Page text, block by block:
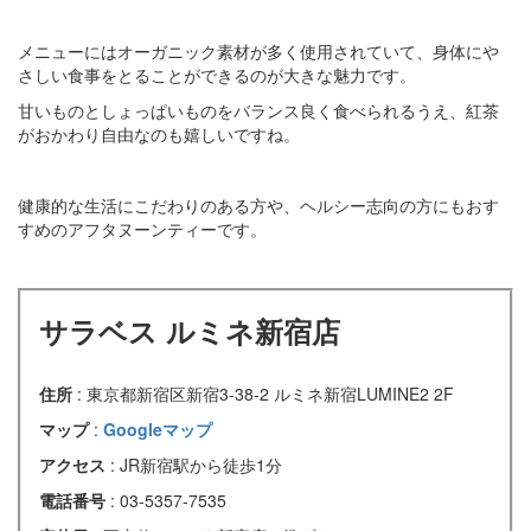
メニューにはオーガニック素材が多く使用されていて、身体にや
さしい食事をとることができるのが大きな魅力です。
甘いものとしょっぱいものをバランス良く食べられるうえ、紅茶
がおかわり自由なのも嬉しいですね。
健康的な生活にこだわりのある方や、ヘルシー志向の方にもおす
すめのアフタヌーンティーです。
サラベス ルミネ新宿店
住所 : 東京都新宿区新宿3-38-2 ルミネ新宿LUMINE2 2F
マップ : Googleマップ
アクセス : JR新宿駅から徒歩1分
電話番号 : 03-5357-7535